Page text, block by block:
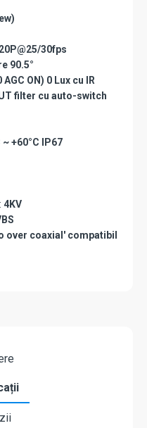
30fps
90.5°
AGC ON) 0 Lux cu IR
filter cu auto-switch
~ +60°C IP67
4KV
over coaxial' compatibil